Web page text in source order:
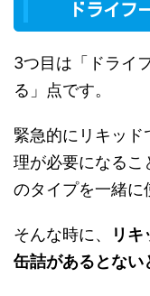
ドライフ
3つ目は「ドライ
る」点です。
緊急的にリキッ
理が必要になるこ
のタイプを一緒に
そんな時に、
リ
缶詰があるとない